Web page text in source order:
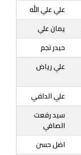
علي علي الله
يمان علي
حيدر نجم
علي رياض
علي الدلفي
سيد رفعت
الصافي
اضل حسن